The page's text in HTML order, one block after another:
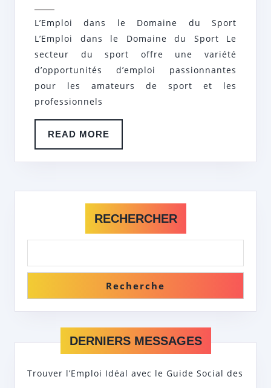
DANS
LE
DOMAINE
DU
SPORT
L’Emploi dans le Domaine du Sport
L’Emploi dans le Domaine du Sport Le
secteur du sport offre une variété
d’opportunités d’emploi passionnantes
pour les amateurs de sport et les
professionnels
READ MORE
MORE
RECHERCHER
Recherche
DERNIERS MESSAGES
Trouver l’Emploi Idéal avec le Guide Social des